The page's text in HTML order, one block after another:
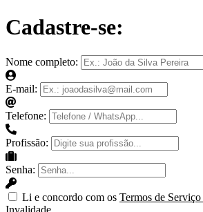
Cadastre-se:
Nome completo:
E-mail:
Telefone:
Profissão:
Senha:
Li e concordo com os Termos de Serviço
Invalidade